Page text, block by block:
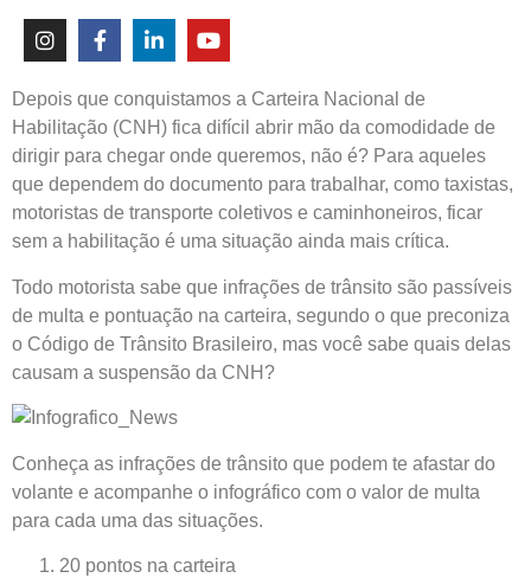
Depois que conquistamos a Carteira Nacional de
Habilitação (CNH) fica difícil abrir mão da comodidade de
dirigir para chegar onde queremos, não é? Para aqueles
que dependem do documento para trabalhar, como taxistas,
motoristas de transporte coletivos e caminhoneiros, ficar
sem a habilitação é uma situação ainda mais crítica.
Todo motorista sabe que infrações de trânsito são passíveis
de multa e pontuação na carteira, segundo o que preconiza
o Código de Trânsito Brasileiro, mas você sabe quais delas
causam a suspensão da CNH?
Conheça as infrações de trânsito que podem te afastar do
volante e acompanhe o infográfico com o valor de multa
para cada uma das situações.
20 pontos na carteira